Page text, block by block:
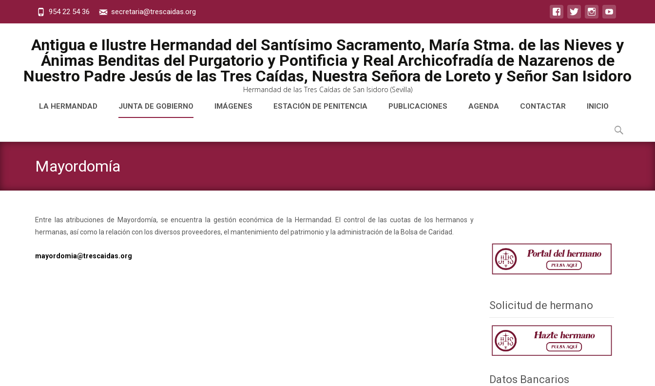
954 22 54 36 secretaria@trescaidas.org
Antigua e Ilustre Hermandad del Santísimo Sacramento, María Stma. de las Nieves y
Ánimas Benditas del Purgatorio y Pontificia y Real Archicofradía de Nazarenos de
Nuestro Padre Jesús de las Tres Caídas, Nuestra Señora de Loreto y Señor San Isidoro
Hermandad de las Tres Caídas de San Isidoro (Sevilla)
LA HERMANDAD JUNTA DE GOBIERNO IMÁGENES ESTACIÓN DE PENITENCIA PUBLICACIONES AGENDA CONTACTAR INICIO
Buscar
Mayordomía
Entre las atribuciones de Mayordomía, se encuentra la gestión económica de la Hermandad. El control de las cuotas de los hermanos y
hermanas, así como la relación con los diversos proveedores, el mantenimiento del patrimonio y la administración de la Bolsa de Caridad.
mayordomia@trescaidas.org
Solicitud de hermano
Datos Bancarios